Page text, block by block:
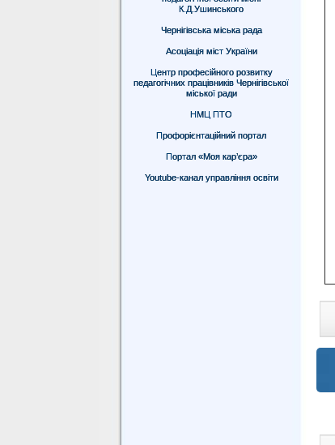
К.Д.Ушинського
Чернігівська міська рада
Асоціація міст України
Центр професійного розвитку
педагогічних працівників Чернігівської
міської ради
НМЦ ПТО
Профорієнтаційний портал
Портал «Моя кар’єра»
Youtube-канал управління освіти